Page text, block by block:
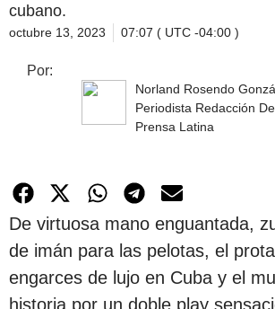
cubano.
octubre 13, 2023 07:07 ( UTC -04:00 )
Por:
Norland Rosendo
Periodista Redacción
Prensa Latina
De virtuosa mano enguantada,
de imán para las pelotas, el
engarces de lujo en Cuba y el
historia por un doble play